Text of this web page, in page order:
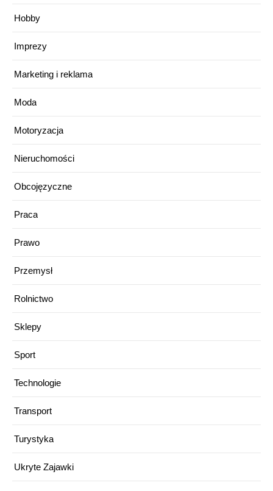
Hobby
Imprezy
Marketing i reklama
Moda
Motoryzacja
Nieruchomości
Obcojęzyczne
Praca
Prawo
Przemysł
Rolnictwo
Sklepy
Sport
Technologie
Transport
Turystyka
Ukryte Zajawki